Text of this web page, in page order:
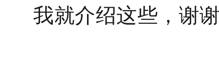
我就介绍这些，谢